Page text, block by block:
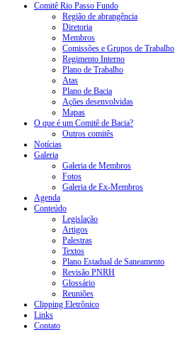
Comitê Rio Passo Fundo
Região de abrangência
Diretoria
Membros
Comissões e Grupos de Trabalho
Regimento Interno
Plano de Trabalho
Atas
Plano de Bacia
Ações desenvolvidas
Mapas
O que é um Comitê de Bacia?
Outros comitês
Notícias
Galeria
Galeria de Membros
Fotos
Galeria de Ex-Membros
Agenda
Conteúdo
Legislação
Artigos
Palestras
Textos
Plano Estadual de Saneamento
Revisão PNRH
Glossário
Reuniões
Clipping Eletrônico
Links
Contato